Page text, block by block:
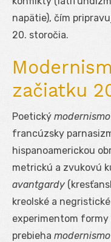
napätie), čím
20. storočia.
začiatku
Poe­tický modernismo
francúzsky
hispanoamerickou
metrickú a zvukovú
avantgardy
kreolské a
experimentom formy
prebieha modernismo